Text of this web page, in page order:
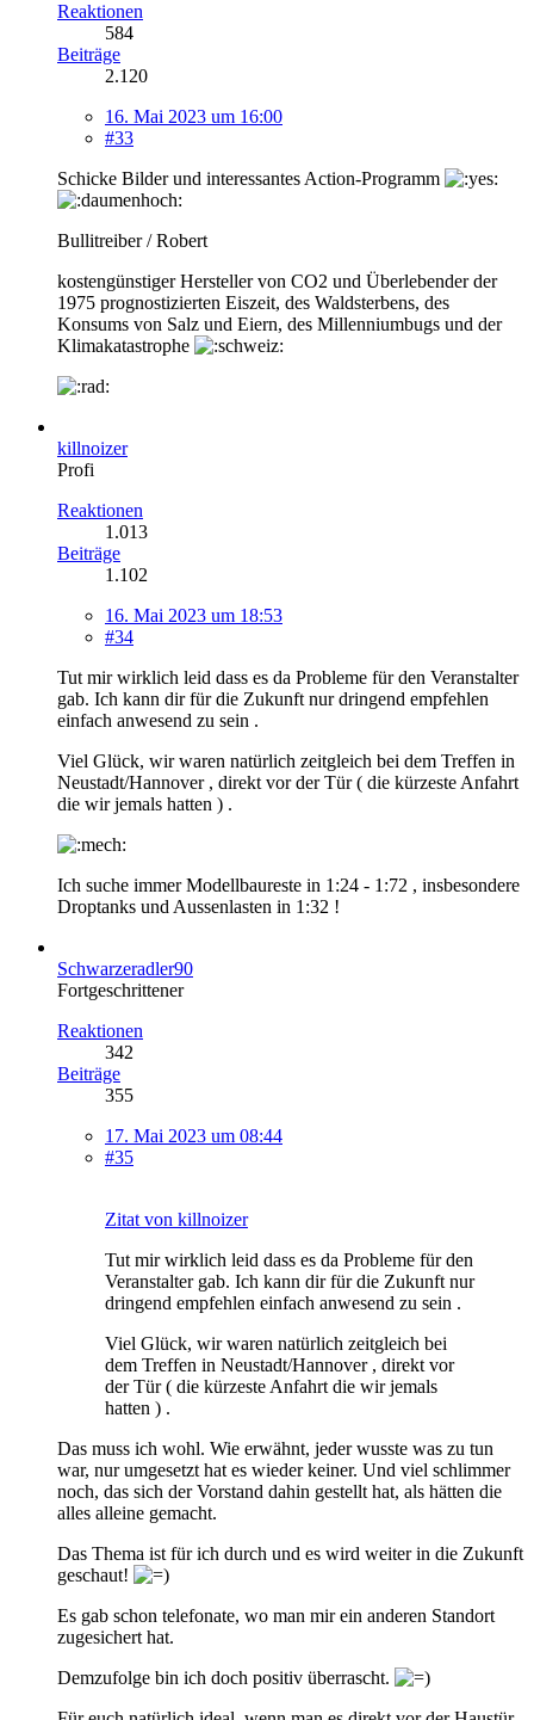
Reaktionen
584
Beiträge
2.120
16. Mai 2023 um 16:00
#33
Schicke Bilder und interessantes Action-Programm
Bullitreiber / Robert
kostengünstiger Hersteller von CO2 und Überlebender der
1975 prognostizierten Eiszeit, des Waldsterbens, des
Konsums von Salz und Eiern, des Millenniumbugs und der
Klimakatastrophe
killnoizer
Profi
Reaktionen
1.013
Beiträge
1.102
16. Mai 2023 um 18:53
#34
Tut mir wirklich leid dass es da Probleme für den Veranstalter
gab. Ich kann dir für die Zukunft nur dringend empfehlen
einfach anwesend zu sein .
Viel Glück, wir waren natürlich zeitgleich bei dem Treffen in
Neustadt/Hannover , direkt vor der Tür ( die kürzeste Anfahrt
die wir jemals hatten ) .
Ich suche immer Modellbaureste in 1:24 - 1:72 , insbesondere
Droptanks und Aussenlasten in 1:32 !
Schwarzeradler90
Fortgeschrittener
Reaktionen
342
Beiträge
355
17. Mai 2023 um 08:44
#35
Zitat von killnoizer
Tut mir wirklich leid dass es da Probleme für den
Veranstalter gab. Ich kann dir für die Zukunft nur
dringend empfehlen einfach anwesend zu sein .
Viel Glück, wir waren natürlich zeitgleich bei
dem Treffen in Neustadt/Hannover , direkt vor
der Tür ( die kürzeste Anfahrt die wir jemals
hatten ) .
Das muss ich wohl. Wie erwähnt, jeder wusste was zu tun
war, nur umgesetzt hat es wieder keiner. Und viel schlimmer
noch, das sich der Vorstand dahin gestellt hat, als hätten die
alles alleine gemacht.
Das Thema ist für ich durch und es wird weiter in die Zukunft
geschaut!
Es gab schon telefonate, wo man mir ein anderen Standort
zugesichert hat.
Demzufolge bin ich doch positiv überrascht.